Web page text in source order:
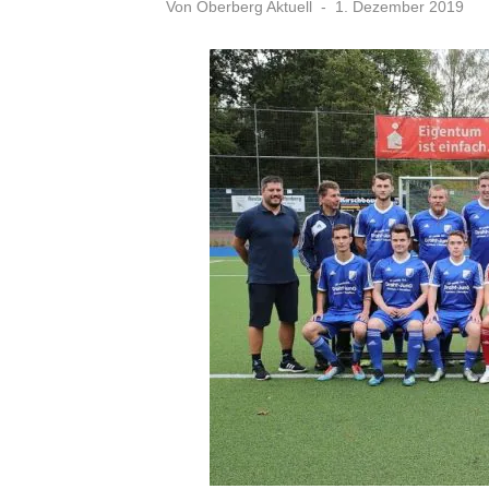
Von Oberberg Aktuell
Veröffentlicht
1. Dezember 2019